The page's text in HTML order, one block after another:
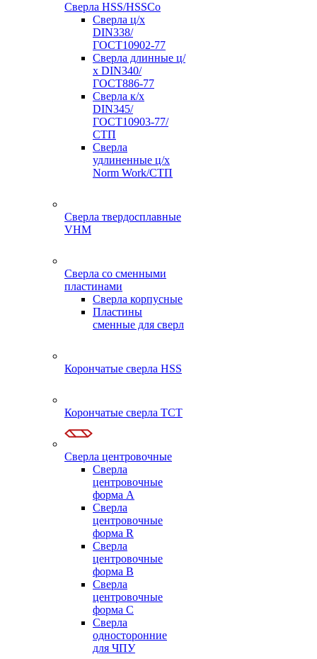
Сверла HSS/HSSCo
Сверла ц/х
DIN338/
ГОСТ10902-77
Сверла длинные ц/
х DIN340/
ГОСТ886-77
Сверла к/х
DIN345/
ГОСТ10903-77/
СТП
Сверла
удлиненные ц/х
Norm Work/СТП
Сверла твердосплавные
VHM
Сверла со сменными
пластинами
Сверла корпусные
Пластины
сменные для сверл
Корончатые сверла HSS
Корончатые сверла TCT
Сверла центровочные
Сверла
центровочные
форма A
Сверла
центровочные
форма R
Сверла
центровочные
форма B
Сверла
центровочные
форма C
Сверла
односторонние
для ЧПУ